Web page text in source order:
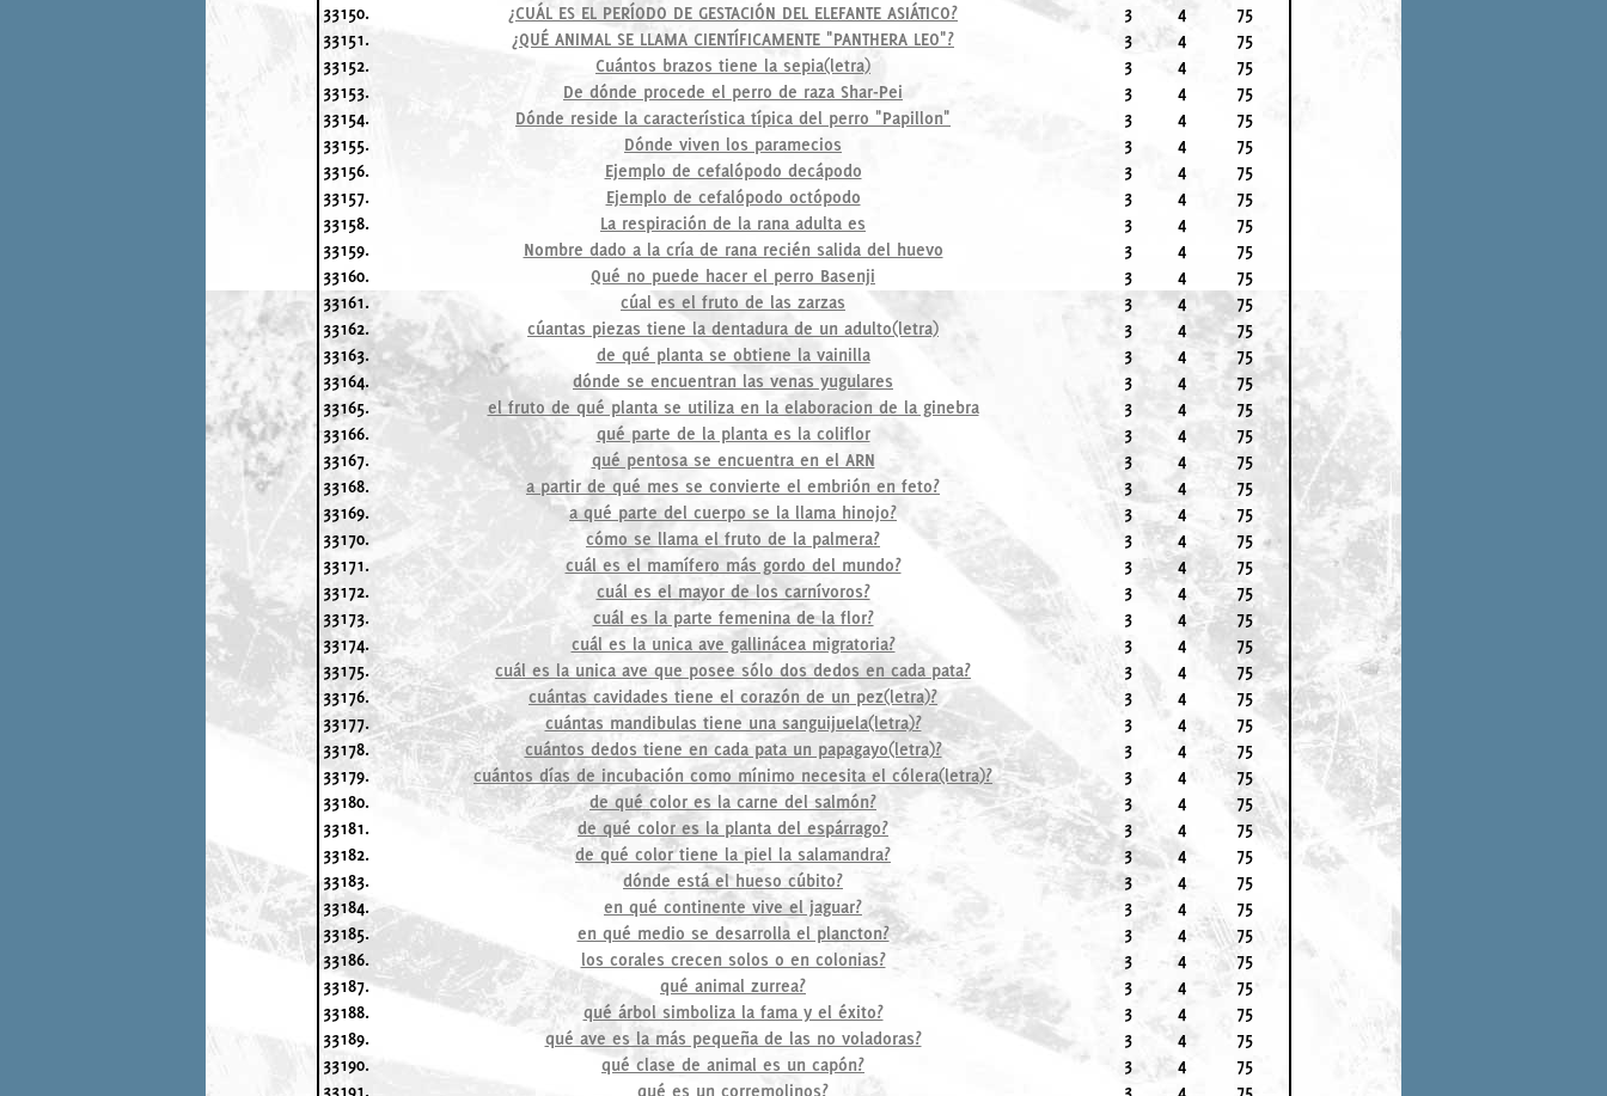
33150.
¿CUÁL ES EL PERÍODO DE GESTACIÓN DEL ELEFANTE ASIÁTICO? 3 4
75
33151.
¿QUÉ ANIMAL SE LLAMA CIENTÍFICAMENTE "PANTHERA LEO"? 3 4
75
33152.
Cuántos brazos tiene la sepia(letra) 3 4
75
33153.
De dónde procede el perro de raza Shar-Pei 3 4
75
33154.
Dónde reside la característica típica del perro "Papillon" 3 4
75
33155.
Dónde viven los paramecios 3 4
75
33156.
Ejemplo de cefalópodo decápodo 3 4
75
33157.
Ejemplo de cefalópodo octópodo 3 4
75
33158.
La respiración de la rana adulta es 3 4
75
33159.
Nombre dado a la cría de rana recién salida del huevo 3 4
75
33160.
Qué no puede hacer el perro Basenji 3 4
75
33161.
cúal es el fruto de las zarzas 3 4
75
33162.
cúantas piezas tiene la dentadura de un adulto(letra) 3 4
75
33163.
de qué planta se obtiene la vainilla 3 4
75
33164.
dónde se encuentran las venas yugulares 3 4
75
33165.
el fruto de qué planta se utiliza en la elaboracion de la ginebra 3 4
75
33166.
qué parte de la planta es la coliflor 3 4
75
33167.
qué pentosa se encuentra en el ARN 3 4
75
33168.
a partir de qué mes se convierte el embrión en feto? 3 4
75
33169.
a qué parte del cuerpo se la llama hinojo? 3 4
75
33170.
cómo se llama el fruto de la palmera? 3 4
75
33171.
cuál es el mamífero más gordo del mundo? 3 4
75
33172.
cuál es el mayor de los carnívoros? 3 4
75
33173.
cuál es la parte femenina de la flor? 3 4
75
33174.
cuál es la unica ave gallinácea migratoria? 3 4
75
33175.
cuál es la unica ave que posee sólo dos dedos en cada pata? 3 4
75
33176.
cuántas cavidades tiene el corazón de un pez(letra)? 3 4
75
33177.
cuántas mandibulas tiene una sanguijuela(letra)? 3 4
75
33178.
cuántos dedos tiene en cada pata un papagayo(letra)? 3 4
75
33179.
cuántos días de incubación como mínimo necesita el cólera(letra)? 3 4
75
33180.
de qué color es la carne del salmón? 3 4
75
33181.
de qué color es la planta del espárrago? 3 4
75
33182.
de qué color tiene la piel la salamandra? 3 4
75
33183.
dónde está el hueso cúbito? 3 4
75
33184.
en qué continente vive el jaguar? 3 4
75
33185.
en qué medio se desarrolla el plancton? 3 4
75
33186.
los corales crecen solos o en colonias? 3 4
75
33187.
qué animal zurrea? 3 4
75
33188.
qué árbol simboliza la fama y el éxito? 3 4
75
33189.
qué ave es la más pequeña de las no voladoras? 3 4
75
33190.
qué clase de animal es un capón? 3 4
75
33191.
qué es un corremolinos? 3 4
75